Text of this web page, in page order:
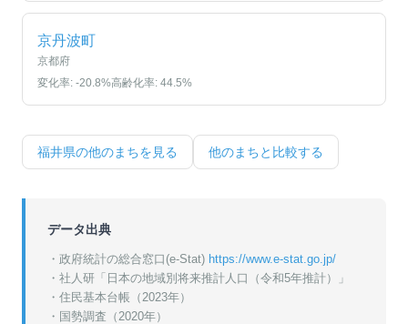
京丹波町
京都府
変化率: -20.8%高齢化率: 44.5%
福井県の他のまちを見る 他のまちと比較する
データ出典
・政府統計の総合窓口(e-Stat) https://www.e-stat.go.jp/
・ 社人研「日本の地域別将来推計人口（令和5年推計）」
・ 住民基本台帳（2023年）
・ 国勢調査（2020年）